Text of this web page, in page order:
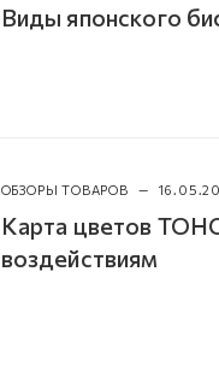
Виды японского
ОБЗОРЫ ТОВАРОВ —
Карта цветов
воздействиям